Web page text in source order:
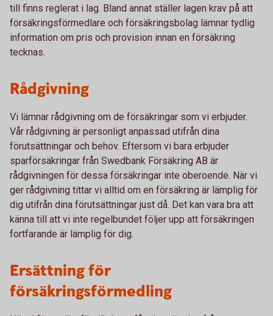
till finns reglerat i lag. Bland annat ställer lagen krav på att
försäkringsförmedlare och försäkringsbolag lämnar tydlig
information om pris och provision innan en försäkring
tecknas.
Rådgivning
Vi lämnar rådgivning om de försäkringar som vi erbjuder.
Vår rådgivning är personligt anpassad utifrån dina
förutsättningar och behov. Eftersom vi bara erbjuder
sparförsäkringar från Swedbank Försäkring AB är
rådgivningen för dessa försäkringar inte oberoende. När vi
ger rådgivning tittar vi alltid om en försäkring är lämplig för
dig utifrån dina förutsättningar just då. Det kan vara bra att
känna till att vi inte regelbundet följer upp att försäkringen
fortfarande är lämplig för dig.
Ersättning för
försäkringsförmedling